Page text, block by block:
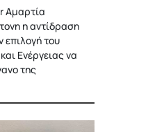
Αμαρτία
η αντίδραση
επιλογή του
Ενέργειας να
της